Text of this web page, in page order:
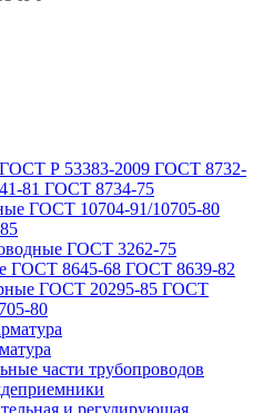
Р 53383-2009 ГОСТ 8732-
81 ГОСТ 8734-75
ГОСТ 10704-91/10705-80
ГОСТ 3262-75
ГОСТ 8645-68 ГОСТ 8639-82
ГОСТ 20295-85 ГОСТ
80
части трубопроводов
и регулирующая